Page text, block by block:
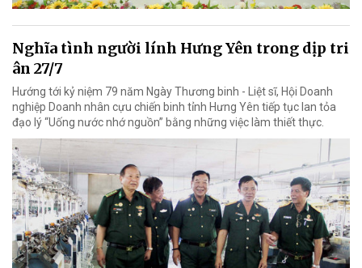
Nghĩa tình người lính Hưng Yên trong dịp tri
ân 27/7
Hướng tới kỷ niệm 79 năm Ngày Thương binh - Liệt sĩ, Hội Doanh
nghiệp Doanh nhân cựu chiến binh tỉnh Hưng Yên tiếp tục lan tỏa
đạo lý “Uống nước nhớ nguồn” bằng những việc làm thiết thực.